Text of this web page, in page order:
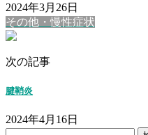
2024年3月26日
その他・慢性症状
次の記事
腱鞘炎
2024年4月16日